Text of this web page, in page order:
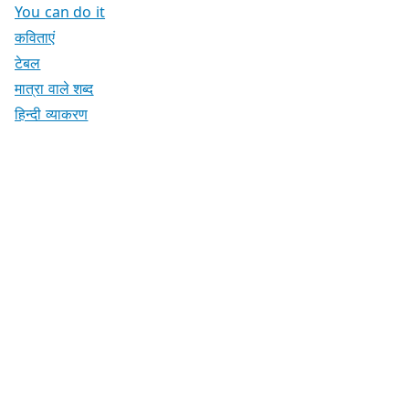
You can do it
कविताएं
टेबल
मात्रा वाले शब्द
हिन्दी व्याकरण